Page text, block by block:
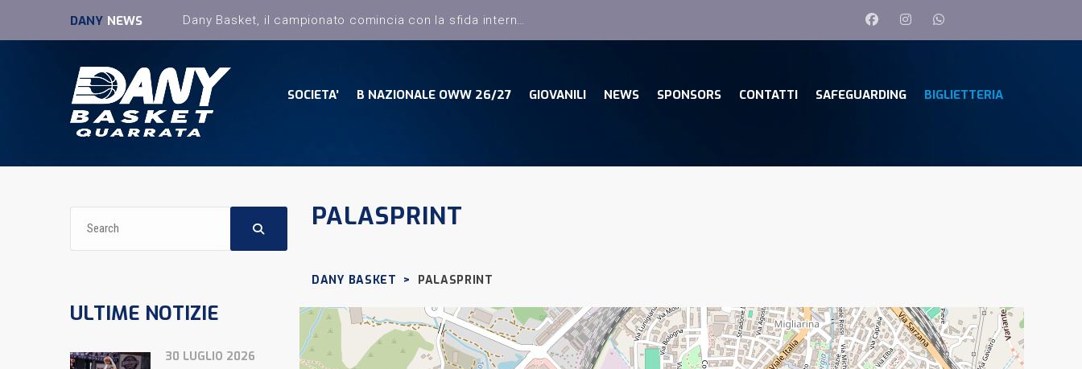
DANY NEWS
SOCIETA’ B NAZIONALE OWW 26/27 GIOVANILI NEWS SPONSORS CONTATTI SAFEGUARDING BIGLIETTERIA
PALASPRINT
DANY BASKET > PALASPRINT
ULTIME NOTIZIE
30 LUGLIO 2026